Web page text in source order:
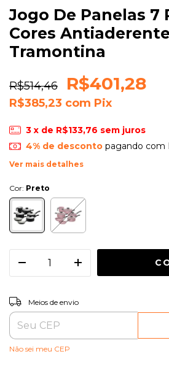
Jogo De Panelas 7
Cores Antiaderente
Tramontina
R$514,46 R$401,28
R$385,23 com Pix
3 x de R$133,76 sem juros
4% de descontopagando com
Ver mais detalhes
Cor: Preto
Entregas para o CEP:
Meios de envio
Não sei meu CEP